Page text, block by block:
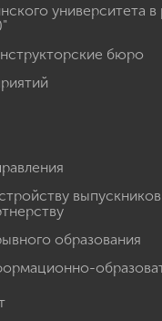
университета в
бюро
образования